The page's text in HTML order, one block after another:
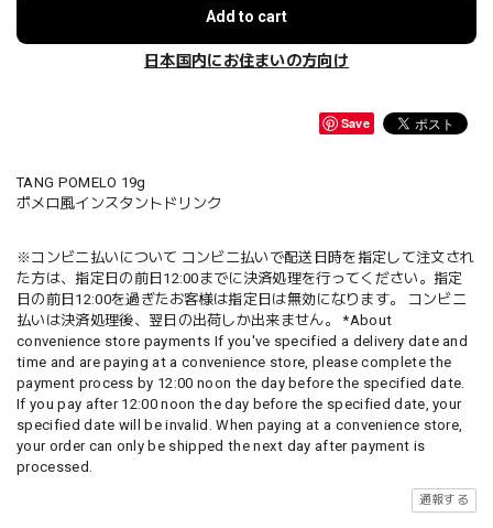
Add to cart
日本国内にお住まいの方向け
Save
TANG POMELO 19g
ポメロ風インスタントドリンク
※コンビニ払いについて コンビニ払いで配送日時を指定して注文され
た方は、指定日の前日12:00までに決済処理を行ってください。指定
日の前日12:00を過ぎたお客様は指定日は無効になります。 コンビニ
払いは決済処理後、翌日の出荷しか出来ません。 *About
convenience store payments If you've specified a delivery date and
time and are paying at a convenience store, please complete the
payment process by 12:00 noon the day before the specified date.
If you pay after 12:00 noon the day before the specified date, your
specified date will be invalid. When paying at a convenience store,
your order can only be shipped the next day after payment is
processed.
通報する